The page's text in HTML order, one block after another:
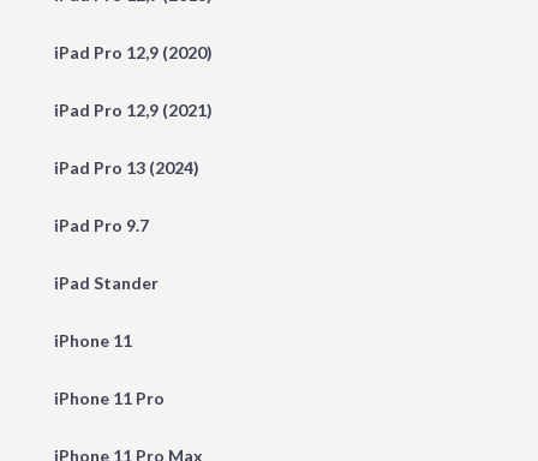
iPad Pro 12,9 (2020)
iPad Pro 12,9 (2021)
iPad Pro 13 (2024)
iPad Pro 9.7
iPad Stander
iPhone 11
iPhone 11 Pro
iPhone 11 Pro Max